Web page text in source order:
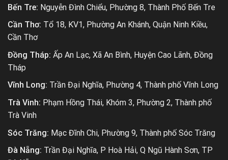
Bến Tre: Nguyễn Đình Chiểu, Phường 8, Thành Phố Bến Tre
Cần Thơ: Tổ 18, KV1, Phường An Khánh, Quận Ninh Kiều,
Cần Thơ
Đồng Tháp: Ấp An Lạc, Xã An Bình, Huyện Cao Lãnh, Đồng
Tháp
Vĩnh Long: Trần Đại Nghĩa, Phường 4, Thành phố Vĩnh Long
Trà Vinh: Phạm Hồng Thái, Khóm 3, Phường 2, Thành phố
Trà Vinh
Sóc Trăng: Mạc Đĩnh Chi, Phường 9, Thành phố Sóc Trăng
Đà Nẵng: Trần Đại Nghĩa, P Hoà Hải, Q Ngũ Hành Sơn, TP